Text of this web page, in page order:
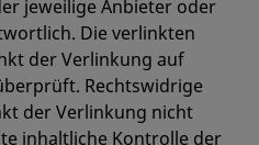
jeweilige Anbieter oder
Die verlinkten
der Verlinkung auf
Rechtswidrige
der Verlinkung nicht
inhaltliche Kontrolle der